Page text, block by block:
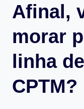
Afinal,
morar
linha
CPTM?